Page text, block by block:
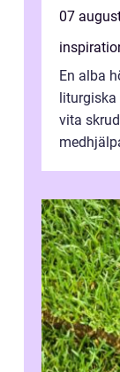
07
En alba
liturgiska
vita